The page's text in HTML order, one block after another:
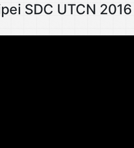
SDC UTCN 2016